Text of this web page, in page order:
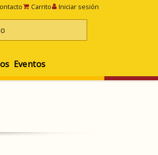
Carrito Iniciar sesión
Eventos